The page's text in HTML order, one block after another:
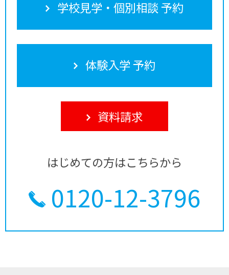
学校見学・個別相談 予約
体験入学 予約
資料請求
はじめての方はこちらから
0120-12-3796